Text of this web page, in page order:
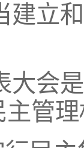
建立
大会
管